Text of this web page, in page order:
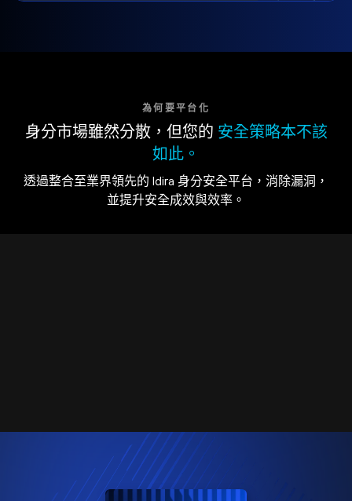
為何要平台化
身分市場雖然分散，但您的 安全策略本不該
如此。
透過整合至業界領先的 Idira 身分安全平台，消除漏洞，
並提升安全成效與效率。